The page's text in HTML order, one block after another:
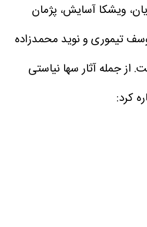
ویشکا آسایش، پژمان
تیموری و نوید محمدزاده
از جمله آثار سها نیاستی
کرد: